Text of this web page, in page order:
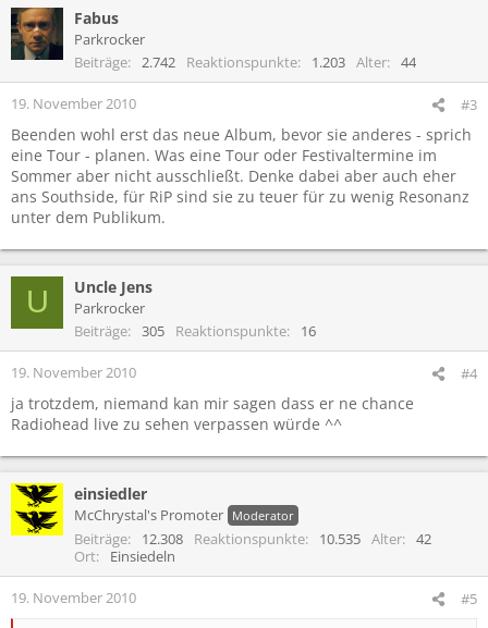
Fabus
Parkrocker
Beiträge
2.742 Reaktionspunkte 1.203 Alter 44
19. November 2010 #3
Beenden wohl erst das neue Album, bevor sie anderes - sprich
eine Tour - planen. Was eine Tour oder Festivaltermine im
Sommer aber nicht ausschließt. Denke dabei aber auch eher
ans Southside, für RiP sind sie zu teuer für zu wenig Resonanz
unter dem Publikum.
U Uncle Jens
Parkrocker
Beiträge
305 Reaktionspunkte 16
19. November 2010 #4
ja trotzdem, niemand kan mir sagen dass er ne chance
Radiohead live zu sehen verpassen würde ^^
einsiedler
McChrystal's Promoter Moderator
Beiträge 12.308 Reaktionspunkte 10.535 Alter
42
Ort
Einsiedeln
19. November 2010 #5